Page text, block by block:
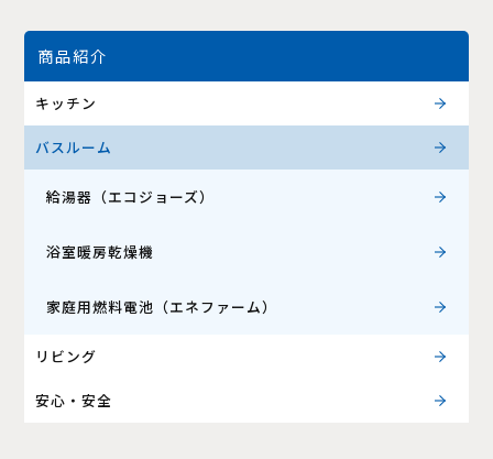
商品紹介
キッチン
バスルーム
給湯器（エコジョーズ）
浴室暖房乾燥機
家庭用燃料電池（エネファーム）
リビング
安心・安全